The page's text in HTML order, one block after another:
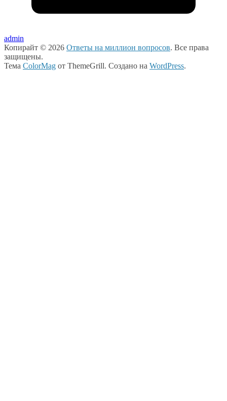
admin
Копирайт © 2026 Ответы на миллион вопросов. Все права
защищены.
Тема ColorMag от ThemeGrill. Создано на WordPress.